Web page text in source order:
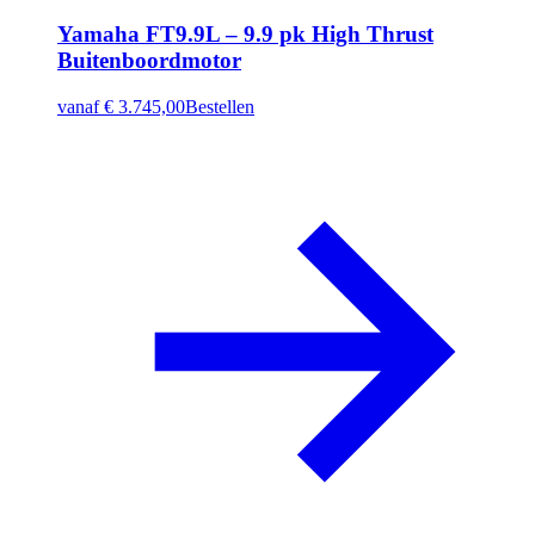
Yamaha FT9.9L – 9.9 pk High Thrust
Buitenboordmotor
vanaf € 3.745,00Bestellen